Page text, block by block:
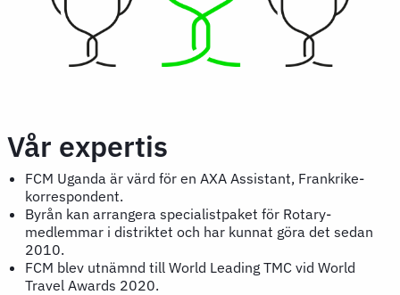
Vår expertis
FCM Uganda är värd för en AXA Assistant, Frankrike-
korrespondent.
Byrån kan arrangera specialistpaket för Rotary-
medlemmar i distriktet och har kunnat göra det sedan
2010.
FCM blev utnämnd till World Leading TMC vid World
Travel Awards 2020.